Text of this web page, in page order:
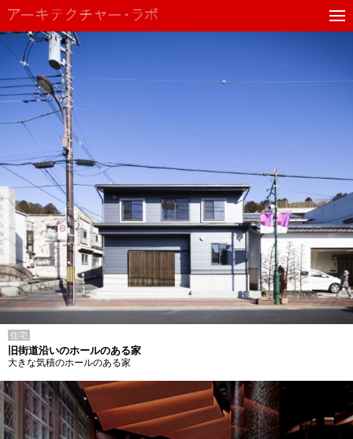
住宅
旧街道沿いのホールのある家
大きな気積のホールのある家